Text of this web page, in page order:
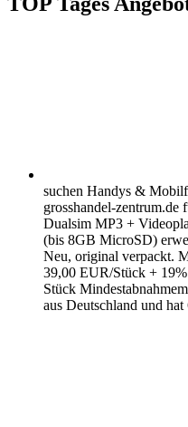
suchen Handys &
grosshandel-
Dualsim MP3 +
(bis 8GB MicroSD)
Neu, original verpackt.
39,00 EUR/Stück +
Stück
aus Deutschland und